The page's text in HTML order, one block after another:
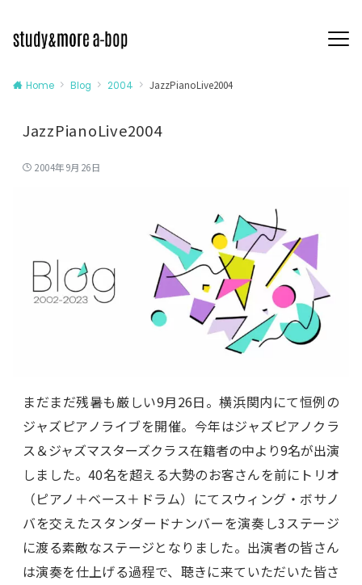
Home Blog 2004 JazzPianoLive2004
JazzPianoLive2004
2004年9月26日
まだまだ残暑も厳しい9月26日。横浜関内にて恒例の
ジャズピアノライブを開催。今年はジャズピアノクラ
ス＆ジャズマスターズクラス在籍者の中より9名が出演
しました。40名を超える大勢のお客さんを前にトリオ
（ピアノ＋ベース＋ドラム）にてスウィング・ボサノ
バを交えたスタンダードナンバーを演奏し3ステージ
に渡る素敵なステージとなりました。出演者の皆さん
は演奏を仕上げる過程で、聴きに来ていただいた皆さ